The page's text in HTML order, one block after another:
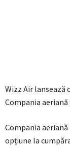
Wizz Air lansează
Compania
Compania
opțiune la